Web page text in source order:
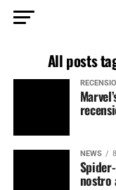
All posts
NEWS
nostro